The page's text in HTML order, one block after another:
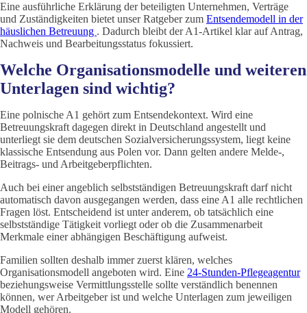
Eine ausführliche Erklärung der beteiligten Unternehmen, Verträge
und Zuständigkeiten bietet unser Ratgeber zum Entsendemodell in der
häuslichen Betreuung . Dadurch bleibt der A1-Artikel klar auf Antrag,
Nachweis und Bearbeitungsstatus fokussiert.
Welche Organisationsmodelle und weiteren
Unterlagen sind wichtig?
Eine polnische A1 gehört zum Entsendekontext. Wird eine
Betreuungskraft dagegen direkt in Deutschland angestellt und
unterliegt sie dem deutschen Sozialversicherungssystem, liegt keine
klassische Entsendung aus Polen vor. Dann gelten andere Melde-,
Beitrags- und Arbeitgeberpflichten.
Auch bei einer angeblich selbstständigen Betreuungskraft darf nicht
automatisch davon ausgegangen werden, dass eine A1 alle rechtlichen
Fragen löst. Entscheidend ist unter anderem, ob tatsächlich eine
selbstständige Tätigkeit vorliegt oder ob die Zusammenarbeit
Merkmale einer abhängigen Beschäftigung aufweist.
Familien sollten deshalb immer zuerst klären, welches
Organisationsmodell angeboten wird. Eine 24-Stunden-Pflegeagentur
beziehungsweise Vermittlungsstelle sollte verständlich benennen
können, wer Arbeitgeber ist und welche Unterlagen zum jeweiligen
Modell gehören.